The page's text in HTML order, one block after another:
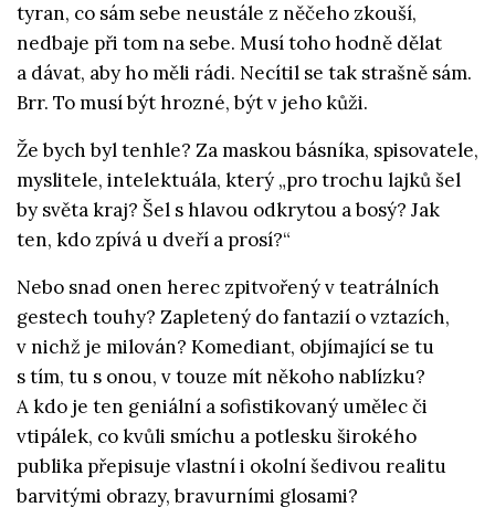
tyran, co sám sebe neustále z něčeho zkouší,
nedbaje při tom na sebe. Musí toho hodně dělat
a dávat, aby ho měli rádi. Necítil se tak strašně sám.
Brr. To musí být hrozné, být v jeho kůži.
Že bych byl tenhle? Za maskou básníka, spisovatele,
myslitele, intelektuála, který „pro trochu lajků šel
by světa kraj? Šel s hlavou odkrytou a bosý? Jak
ten, kdo zpívá u dveří a prosí?“
Nebo snad onen herec zpitvořený v teatrálních
gestech touhy? Zapletený do fantazií o vztazích,
v nichž je milován? Komediant, objímající se tu
s tím, tu s onou, v touze mít někoho nablízku?
A kdo je ten geniální a sofistikovaný umělec či
vtipálek, co kvůli smíchu a potlesku širokého
publika přepisuje vlastní i okolní šedivou realitu
barvitými obrazy, bravurními glosami?